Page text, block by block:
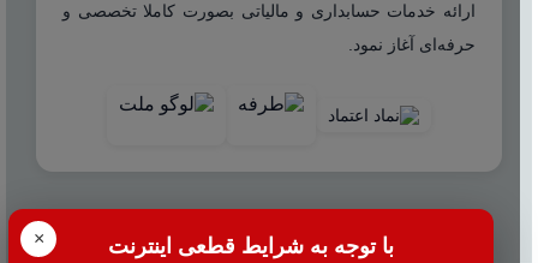
× با توجه به شرایط قطعی اینترنت
ارائه خدمات حسابداری و مالیاتی بصورت کاملا تخصصی و
حرفه‌ای آغاز نمود.